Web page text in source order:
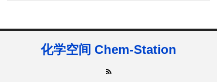
化学空间 Chem-Station